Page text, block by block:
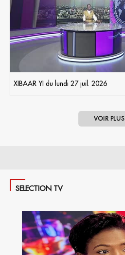
XIBAAR YI du lundi 27 juil. 2026
VOIR PLUS
SELECTION TV